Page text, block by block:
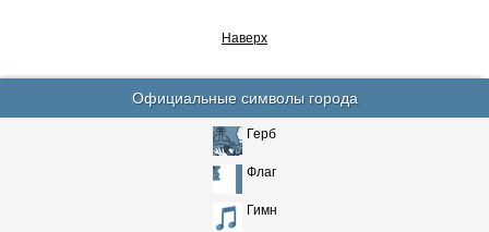
Наверх
Официальные символы города
Герб
Флаг
Гимн